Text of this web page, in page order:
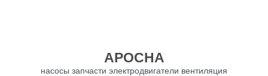
АРОСНА
насосы запчасти электродвигатели вентиляция